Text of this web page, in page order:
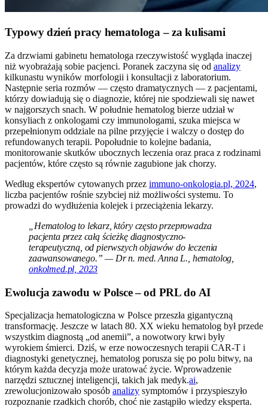
Typowy dzień pracy hematologa – za kulisami
Za drzwiami gabinetu hematologa rzeczywistość wygląda inaczej
niż wyobrażają sobie pacjenci. Poranek zaczyna się od analizy
kilkunastu wyników morfologii i konsultacji z laboratorium.
Następnie seria rozmów — często dramatycznych — z pacjentami,
którzy dowiadują się o diagnozie, której nie spodziewali się nawet
w najgorszych snach. W południe hematolog bierze udział w
konsyliach z onkologami czy immunologami, szuka miejsca w
przepełnionym oddziale na pilne przyjęcie i walczy o dostęp do
refundowanych terapii. Popołudnie to kolejne badania,
monitorowanie skutków ubocznych leczenia oraz praca z rodzinami
pacjentów, które często są równie zagubione jak chorzy.
Według ekspertów cytowanych przez immuno-onkologia.pl, 2024,
liczba pacjentów rośnie szybciej niż możliwości systemu. To
prowadzi do wydłużenia kolejek i przeciążenia lekarzy.
„Hematolog to lekarz, który często przeprowadza
pacjenta przez całą ścieżkę diagnostyczno-
terapeutyczną, od pierwszych objawów do leczenia
zaawansowanego.” — Dr n. med. Anna L., hematolog,
onkolmed.pl, 2023
Ewolucja zawodu w Polsce – od PRL do AI
Specjalizacja hematologiczna w Polsce przeszła gigantyczną
transformację. Jeszcze w latach 80. XX wieku hematolog był przede
wszystkim diagnostą „od anemii”, a nowotwory krwi były
wyrokiem śmierci. Dziś, w erze nowoczesnych terapii CAR-T i
diagnostyki genetycznej, hematolog porusza się po polu bitwy, na
którym każda decyzja może uratować życie. Wprowadzenie
narzędzi sztucznej inteligencji, takich jak medyk.ai,
zrewolucjonizowało sposób analizy symptomów i przyspieszyło
rozpoznanie rzadkich chorób, choć nie zastąpiło wiedzy eksperta.